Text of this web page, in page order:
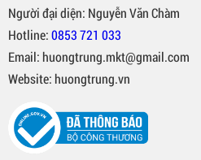
Người đại diện: Nguyễn Văn Chàm
Hotline:0853 721 033
Email: huongtrung.mkt@gmail.com
Website: huongtrung.vn